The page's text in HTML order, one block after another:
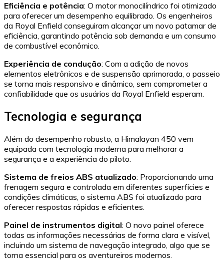
Eficiência e potência: O motor monocilíndrico foi otimizado
para oferecer um desempenho equilibrado. Os engenheiros
da Royal Enfield conseguiram alcançar um novo patamar de
eficiência, garantindo potência sob demanda e um consumo
de combustível econômico.
Experiência de condução: Com a adição de novos
elementos eletrônicos e de suspensão aprimorada, o passeio
se torna mais responsivo e dinâmico, sem comprometer a
confiabilidade que os usuários da Royal Enfield esperam.
Tecnologia e segurança
Além do desempenho robusto, a Himalayan 450 vem
equipada com tecnologia moderna para melhorar a
segurança e a experiência do piloto.
Sistema de freios ABS atualizado: Proporcionando uma
frenagem segura e controlada em diferentes superfícies e
condições climáticas, o sistema ABS foi atualizado para
oferecer respostas rápidas e eficientes.
Painel de instrumentos digital: O novo painel oferece
todas as informações necessárias de forma clara e visível,
incluindo um sistema de navegação integrado, algo que se
torna essencial para os aventureiros modernos.